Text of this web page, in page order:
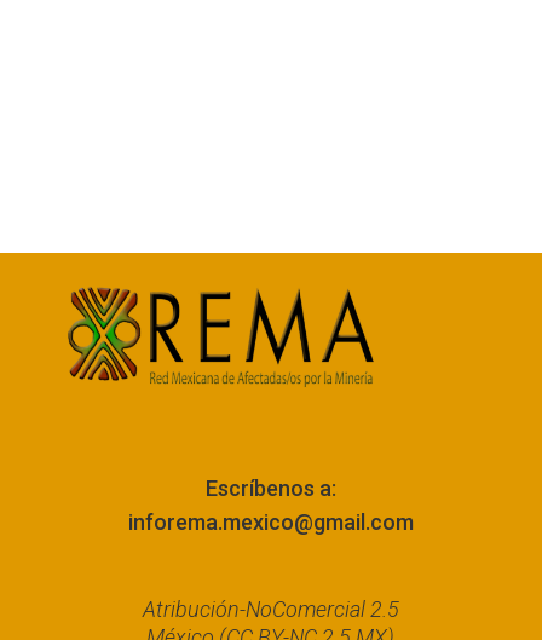
Escríbenos a:
inforema.mexico@gmail.com
Atribución-NoComercial 2.5